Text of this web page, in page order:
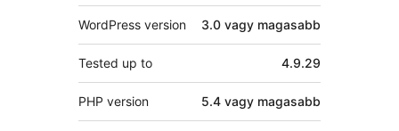
WordPress version 3.0 vagy magasabb
Tested up to 4.9.29
PHP version 5.4 vagy magasabb